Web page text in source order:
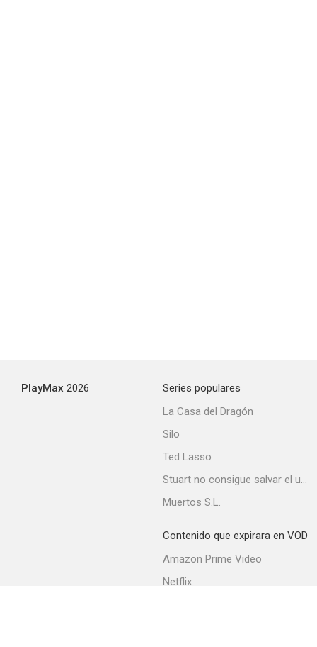
PlayMax 2026
Series populares
La Casa del Dragón
Silo
Ted Lasso
Stuart no consigue salvar el universo
Muertos S.L.
Contenido que expirara en VOD
Amazon Prime Video
Netflix